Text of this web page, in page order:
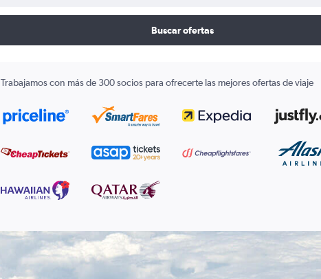
Buscar ofertas
Trabajamos con más de 300 socios para ofrecerte las mejores ofertas de viaje